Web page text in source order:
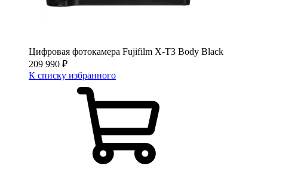
Цифровая фотокамера Fujifilm X-T3 Body Black
209 990 ₽
К списку избранного